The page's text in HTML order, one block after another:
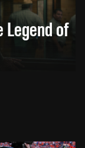
Legend of